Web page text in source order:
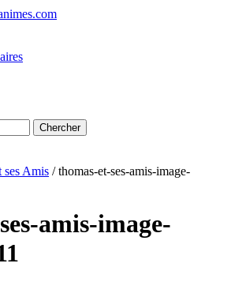
Chercher
ses Amis / thomas-et-ses-amis-image-
amis-image-